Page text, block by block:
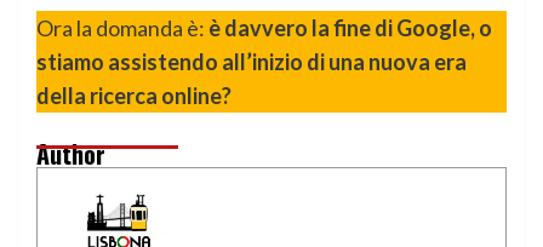
Ora la domanda è: è davvero la fine di Google, o
stiamo assistendo all’inizio di una nuova era
della ricerca online?
Author